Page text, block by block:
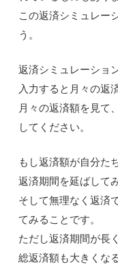
この返済シミュレー
う。
返済シミュレーショ
入力すると月々の返
月々の返済額を見て
してください。
もし返済額が自分た
返済期間を延ばして
そして無理なく返済
てみることです。
ただし返済期間が長
総返済額も大きくな